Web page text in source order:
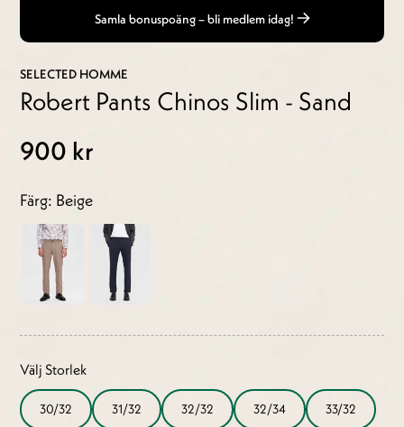
Samla bonuspoäng – bli medlem idag!
SELECTED HOMME
Robert Pants Chinos Slim - Sand
900 kr
Färg: Beige
Välj Storlek
30/32 31/32 32/32 32/34 33/32